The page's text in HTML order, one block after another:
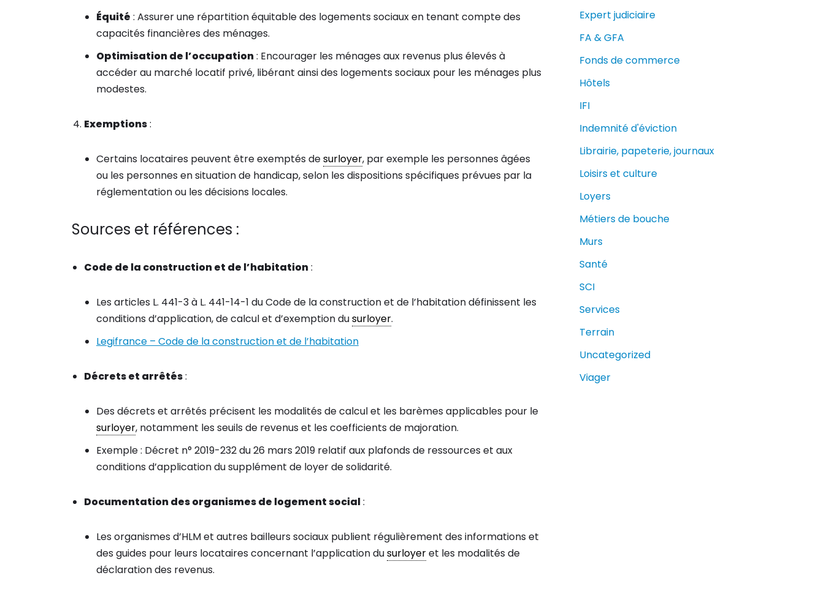
Équité : Assurer une répartition équitable des logements sociaux en tenant compte des
capacités financières des ménages.
Optimisation de l’occupation: Encourager les ménages aux revenus plus élevés à
accéder au marché locatif privé, libérant ainsi des logements sociaux pour les ménages plus
modestes.
Exemptions:
Certains locataires peuvent être exemptés desurloyer, par exemple les personnes âgées
ou les personnes en situation de handicap, selon les dispositions spécifiques prévues par la
réglementation ou les décisions locales.
Sources et références :
Code de la construction et de l’habitation:
Les articles L. 441-3 à L. 441-14-1 du Code de la construction et de l’habitation définissent les
conditions d’application, de calcul et d’exemption dusurloyer.
Legifrance – Code de la construction et de l’habitation
Décrets et arrêtés:
Des décrets et arrêtés précisent les modalités de calcul et les barèmes applicables pour le
surloyer, notamment les seuils de revenus et les coefficients de majoration.
Exemple : Décret n° 2019-232 du 26 mars 2019 relatif aux plafonds de ressources et aux
conditions d’application du supplément de loyer de solidarité.
Documentation des organismes de logement social:
Les organismes d’HLM et autres bailleurs sociaux publient régulièrement des informations et
des guides pour leurs locataires concernant l’application dusurloyeret les modalités de
déclaration des revenus.
Expert judiciaire
FA & GFA
Fonds de commerce
Hôtels
IFI
Indemnité d'éviction
Librairie, papeterie, journaux
Loisirs et culture
Loyers
Métiers de bouche
Murs
Santé
SCI
Services
Terrain
Uncategorized
Viager